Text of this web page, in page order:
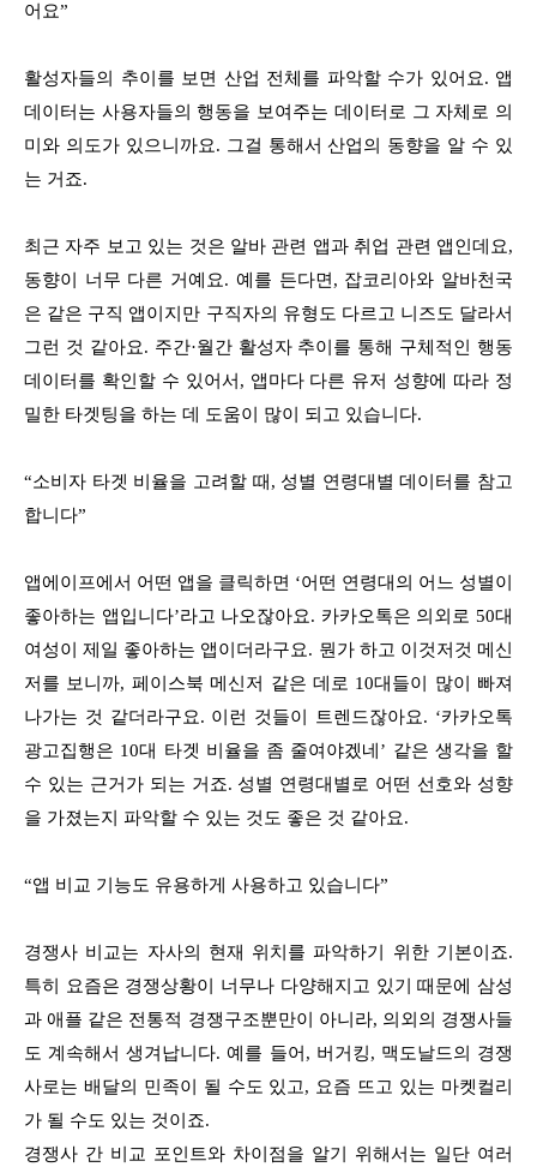
어요”
활성자들의 추이를 보면 산업 전체를 파악할 수가 있어요. 앱
데이터는 사용자들의 행동을 보여주는 데이터로 그 자체로 의
미와 의도가 있으니까요. 그걸 통해서 산업의 동향을 알 수 있
는 거죠.
최근 자주 보고 있는 것은 알바 관련 앱과 취업 관련 앱인데요,
동향이 너무 다른 거예요. 예를 든다면, 잡코리아와 알바천국
은 같은 구직 앱이지만 구직자의 유형도 다르고 니즈도 달라서
그런 것 같아요. 주간·월간 활성자 추이를 통해 구체적인 행동
데이터를 확인할 수 있어서, 앱마다 다른 유저 성향에 따라 정
밀한 타겟팅을 하는 데 도움이 많이 되고 있습니다.
“소비자 타겟 비율을 고려할 때, 성별 연령대별 데이터를 참고
합니다”
앱에이프에서 어떤 앱을 클릭하면 ‘어떤 연령대의 어느 성별이
좋아하는 앱입니다’라고 나오잖아요. 카카오톡은 의외로 50대
여성이 제일 좋아하는 앱이더라구요. 뭔가 하고 이것저것 메신
저를 보니까, 페이스북 메신저 같은 데로 10대들이 많이 빠져
나가는 것 같더라구요. 이런 것들이 트렌드잖아요. ‘카카오톡
광고집행은 10대 타겟 비율을 좀 줄여야겠네’ 같은 생각을 할
수 있는 근거가 되는 거죠. 성별 연령대별로 어떤 선호와 성향
을 가졌는지 파악할 수 있는 것도 좋은 것 같아요.
“앱 비교 기능도 유용하게 사용하고 있습니다”
경쟁사 비교는 자사의 현재 위치를 파악하기 위한 기본이죠.
특히 요즘은 경쟁상황이 너무나 다양해지고 있기 때문에 삼성
과 애플 같은 전통적 경쟁구조뿐만이 아니라, 의외의 경쟁사들
도 계속해서 생겨납니다. 예를 들어, 버거킹, 맥도날드의 경쟁
사로는 배달의 민족이 될 수도 있고, 요즘 뜨고 있는 마켓컬리
가 될 수도 있는 것이죠.
경쟁사 간 비교 포인트와 차이점을 알기 위해서는 일단 여러